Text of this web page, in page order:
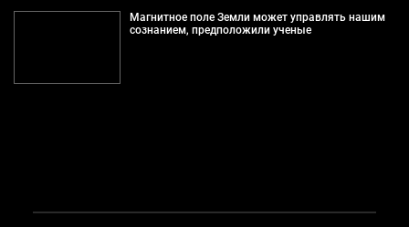
Магнитное поле Земли может управлять нашим
сознанием, предположили ученые